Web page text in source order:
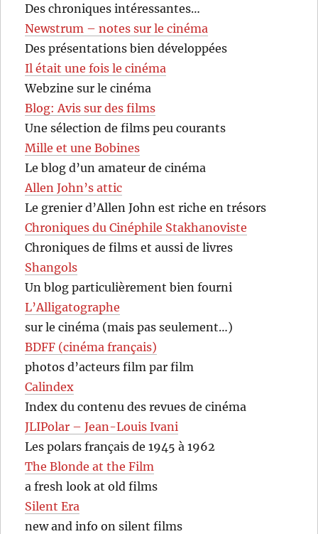
Des chroniques intéressantes…
Newstrum – notes sur le cinéma
Des présentations bien développées
Il était une fois le cinéma
Webzine sur le cinéma
Blog: Avis sur des films
Une sélection de films peu courants
Mille et une Bobines
Le blog d’un amateur de cinéma
Allen John’s attic
Le grenier d’Allen John est riche en trésors
Chroniques du Cinéphile Stakhanoviste
Chroniques de films et aussi de livres
Shangols
Un blog particulièrement bien fourni
L’Alligatographe
sur le cinéma (mais pas seulement…)
BDFF (cinéma français)
photos d’acteurs film par film
Calindex
Index du contenu des revues de cinéma
JLIPolar – Jean-Louis Ivani
Les polars français de 1945 à 1962
The Blonde at the Film
a fresh look at old films
Silent Era
new and info on silent films